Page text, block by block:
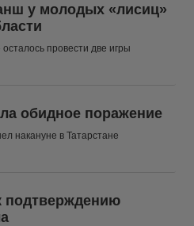
у молодых «лисиц»
провести две игры
обидное поражение
накануне в Татарстане
подтверждению